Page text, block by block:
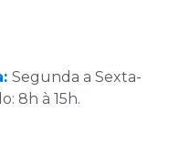
Segunda a Sexta-
8h à 15h.